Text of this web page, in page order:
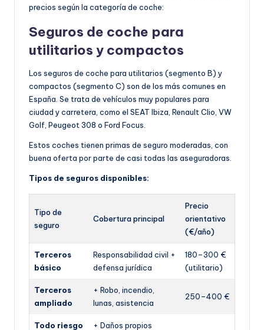
precios según la categoría de coche:
Seguros de coche para
utilitarios y compactos
Los seguros de coche para utilitarios (segmento B) y
compactos (segmento C) son de los más comunes en
España. Se trata de vehículos muy populares para
ciudad y carretera, como el SEAT Ibiza, Renault Clio, VW
Golf, Peugeot 308 o Ford Focus.
Estos coches tienen primas de seguro moderadas, con
buena oferta por parte de casi todas las aseguradoras.
Tipos de seguros disponibles:
Tipo de
seguro
Cobertura principal
Precio
orientativo
(€/año)
Terceros
básico
Responsabilidad civil +
defensa jurídica
180–300 €
(utilitario)
Terceros
ampliado
+ Robo, incendio,
lunas, asistencia
250–400 €
Todo riesgo + Daños propios